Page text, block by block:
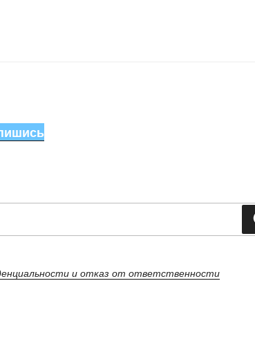
и отказ от ответственности